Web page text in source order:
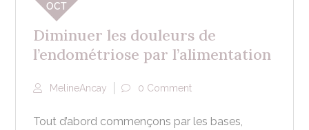
OCT
Diminuer les douleurs de
l’endométriose par l’alimentation
MelineAncay 0 Comment
Tout d’abord commençons par les bases,